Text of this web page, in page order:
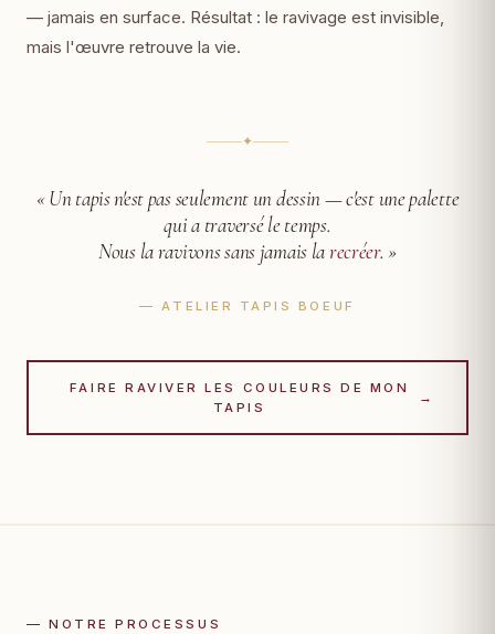
— jamais en surface. Résultat : le ravivage est invisible,
mais l'œuvre retrouve la vie.
✦
« Un tapis n'est pas seulement un dessin —c'est une palette
qui a traversé le temps.
Nous la ravivons sans jamais larecréer. »
— ATELIER TAPIS BOEUF
FAIRE RAVIVER LES COULEURS DE MON
TAPIS
→
— NOTRE PROCESSUS